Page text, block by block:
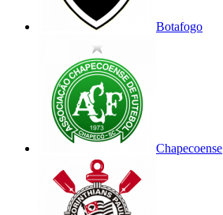
Botafogo
Chapecoense